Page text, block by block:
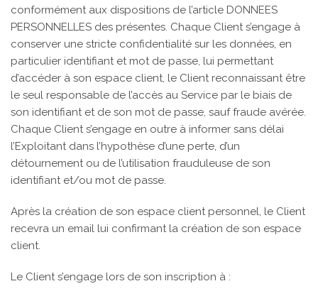
conformément aux dispositions de l’article DONNEES
PERSONNELLES des présentes. Chaque Client s’engage à
conserver une stricte confidentialité sur les données, en
particulier identifiant et mot de passe, lui permettant
d’accéder à son espace client, le Client reconnaissant être
le seul responsable de l’accès au Service par le biais de
son identifiant et de son mot de passe, sauf fraude avérée.
Chaque Client s’engage en outre à informer sans délai
l’Exploitant dans l’hypothèse d’une perte, d’un
détournement ou de l’utilisation frauduleuse de son
identifiant et/ou mot de passe.
Après la création de son espace client personnel, le Client
recevra un email lui confirmant la création de son espace
client.
Le Client s’engage lors de son inscription à :